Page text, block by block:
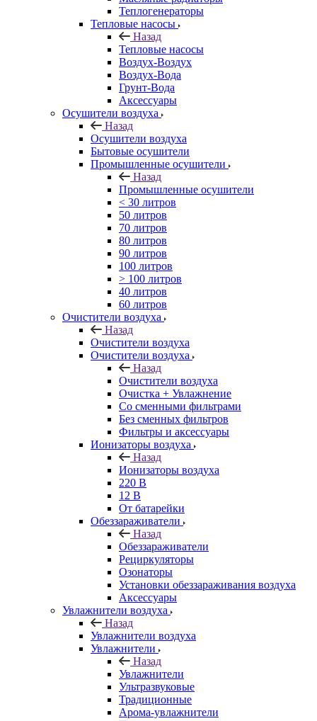
Теплогенераторы
Тепловые насосы
Назад
Тепловые насосы
Воздух-Воздух
Воздух-Вода
Грунт-Вода
Аксессуары
Осушители воздуха
Назад
Осушители воздуха
Бытовые осушители
Промышленные осушители
Назад
Промышленные осушители
< 30 литров
50 литров
70 литров
80 литров
90 литров
100 литров
> 100 литров
40 литров
60 литров
Очистители воздуха
Назад
Очистители воздуха
Очистители воздуха
Назад
Очистители воздуха
Очистка + Увлажнение
Cо сменными фильтрами
Без сменных фильтров
Фильтры и аксессуары
Ионизаторы воздуха
Назад
Ионизаторы воздуха
220 В
12 В
От батарейки
Обеззараживатели
Назад
Обеззараживатели
Рециркуляторы
Озонаторы
Установки обеззараживания воздуха
Аксессуары
Увлажнители воздуха
Назад
Увлажнители воздуха
Увлажнители
Назад
Увлажнители
Ультразвуковые
Традиционные
Арома-увлажнители